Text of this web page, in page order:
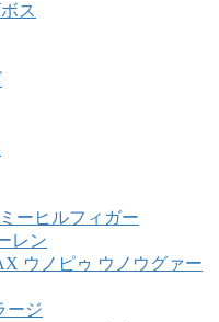
ス
ーヒルフィガー
レン
ウノピゥ ウノウグァー
ージ